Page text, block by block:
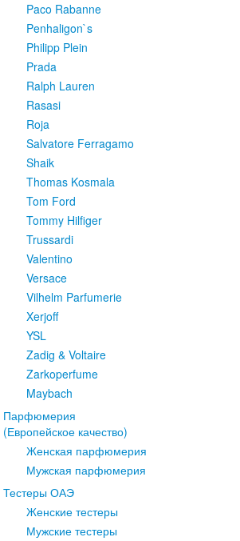
Paco Rabanne
Penhaligon`s
Philipp Plein
Prada
Ralph Lauren
Rasasi
Roja
Salvatore Ferragamo
Shaik
Thomas Kosmala
Tom Ford
Tommy Hilfiger
Trussardi
Valentino
Versace
Vilhelm Parfumerie
Xerjoff
YSL
Zadig & Voltaire
Zarkoperfume
Maybach
Парфюмерия
(Европейское качество)
Женская парфюмерия
Мужская парфюмерия
Тестеры ОАЭ
Женские тестеры
Мужские тестеры